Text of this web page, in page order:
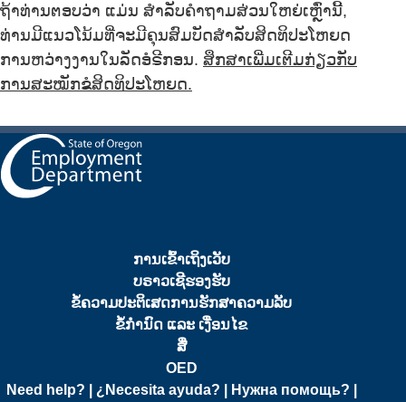
ຖ້າທ່ານຕອບວ່າ ແມ່ນ ສຳລັບຄຳຖາມສ່ວນໃຫຍ່ເຫຼົ່ານີ້,
ທ່ານມີແນວໂນ້ມທີ່ຈະມີຄຸນສົມບັດສຳລັບສິດທິປະໂຫຍດ
ການຫວ່າງງານໃນລັດອໍຣີກອນ. ສຶກສາເພີ່ມເຕີມກ່ຽວກັບ
ການສະໝັກຂໍສິດທິປະໂຫຍດ.
ການເຂົ້າເຖິງເວັບ
ບຣາວເຊີຮອງຮັບ
ຂໍ້ຄວາມປະຕິເສດການຮັກສາຄວາມລັບ
ຂໍ້ກຳນົດ ແລະ ເງື່ອນໄຂ
ສື່
OED
Need help? | ¿Necesita ayuda? | Нужна помощь? |